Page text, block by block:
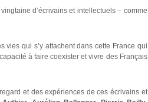
d’écrivains et intellectuels – comme
qui s’y attachent dans cette France qui
à faire coexister et vivre des Français
et des expériences de ces écrivains et